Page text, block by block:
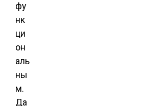
фу
нк
ци
он
аль
ны
м.
Да